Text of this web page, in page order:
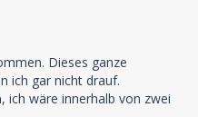
Dieses ganze
ich gar nicht drauf.
ich wäre innerhalb von zwei